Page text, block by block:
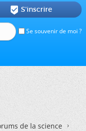
Se souvenir de moi ?
 S'inscrire
de la science